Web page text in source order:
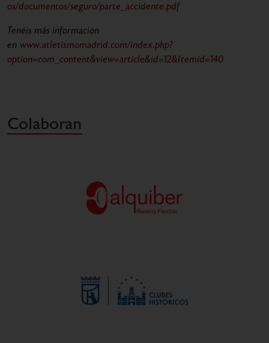
os/documentos/seguro/parte_accidente.pdf
Tenéis más información
en www.atletismomadrid.com/index.php?
option=com_content&view=article&id=12&Itemid=140
Colaboran